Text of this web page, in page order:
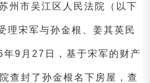
州市吴江区人民法院（以下
理宋军与孙金根、姜其英民
9月27日，基于宋军的财产
查封了孙金根名下房屋，查